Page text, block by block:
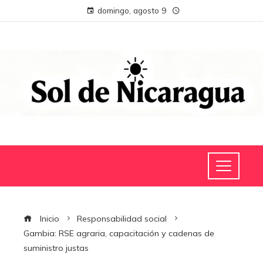
domingo, agosto 9
Inicio
Responsabilidad social
Gambia: RSE agraria, capacitación y cadenas de
suministro justas